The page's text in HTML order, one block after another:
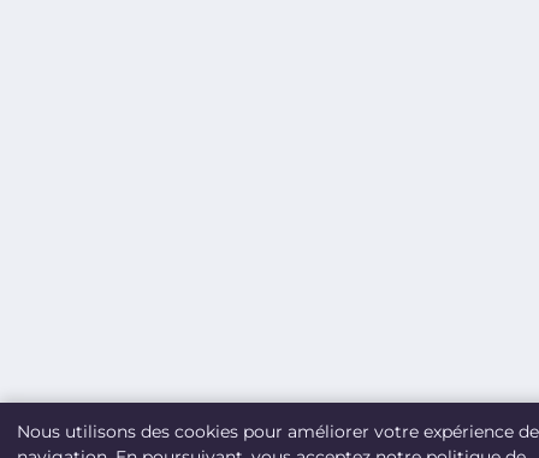
Nous utilisons des cookies pour améliorer votre expérience de